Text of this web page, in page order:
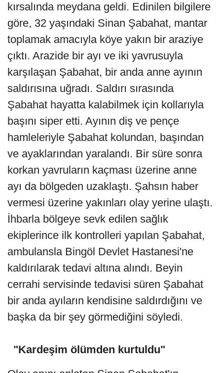
kırsalında meydana geldi. Edinilen bilgilere
göre, 32 yaşındaki Sinan Şabahat, mantar
toplamak amacıyla köye yakın bir araziye
çıktı. Arazide bir ayı ve iki yavrusuyla
karşılaşan Şabahat, bir anda anne ayının
saldırısına uğradı. Saldırı sırasında
Şabahat hayatta kalabilmek için kollarıyla
başını siper etti. Ayının diş ve pençe
hamleleriyle Şabahat kolundan, başından
ve ayaklarından yaralandı. Bir süre sonra
korkan yavruların kaçması üzerine anne
ayı da bölgeden uzaklaştı. Şahsın haber
vermesi üzerine yakınları olay yerine ulaştı.
İhbarla bölgeye sevk edilen sağlık
ekiplerince ilk kontrolleri yapılan Şabahat,
ambulansla Bingöl Devlet Hastanesi'ne
kaldırılarak tedavi altına alındı. Beyin
cerrahi servisinde tedavisi süren Şabahat
bir anda ayıların kendisine saldırdığını ve
başka da bir şey görmediğini söyledi.
"Kardeşim ölümden kurtuldu"